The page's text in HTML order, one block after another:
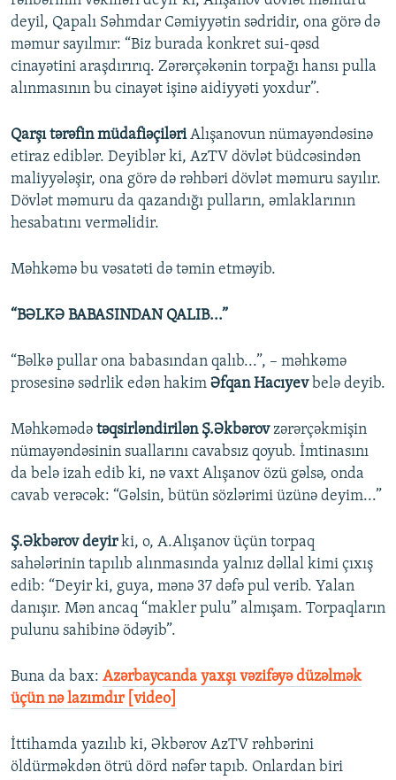
deyil, Qapalı Səhmdar Cəmiyyətin sədridir, ona görə də
məmur sayılmır: “Biz burada konkret sui-qəsd
cinayətini araşdırırıq. Zərərçəkənin torpağı hansı pulla
alınmasının bu cinayət işinə aidiyyəti yoxdur”.
Qarşı tərəfin müdafiəçiləriAlışanovun nümayəndəsinə
etiraz ediblər. Deyiblər ki, AzTV dövlət büdcəsindən
maliyyələşir, ona görə də rəhbəri dövlət məmuru sayılır.
Dövlət məmuru da qazandığı pulların, əmlaklarının
hesabatını verməlidir.
Məhkəmə bu vəsatəti də təmin etməyib.
“BƏLKƏ BABASINDAN QALIB...”
“Bəlkə pullar ona babasından qalıb...”, – məhkəmə
prosesinə sədrlik edən hakim Əfqan Hacıyevbelə deyib.
Məhkəmədə təqsirləndirilən Ş.Əkbərovzərərçəkmişin
nümayəndəsinin suallarını cavabsız qoyub. İmtinasını
da belə izah edib ki, nə vaxt Alışanov özü gəlsə, onda
cavab verəcək: “Gəlsin, bütün sözlərimi üzünə deyim...”
Ş.Əkbərov deyirki, o, A.Alışanov üçün torpaq
sahələrinin tapılıb alınmasında yalnız dəllal kimi çıxış
edib: “Deyir ki, guya, mənə 37 dəfə pul verib. Yalan
danışır. Mən ancaq “makler pulu” almışam. Torpaqların
pulunu sahibinə ödəyib”.
Buna da bax: Azərbaycanda yaxşı vəzifəyə düzəlmək
üçün nə lazımdır [video]
İttihamda yazılıb ki, Əkbərov AzTV rəhbərini
öldürməkdən ötrü dörd nəfər tapıb. Onlardan biri